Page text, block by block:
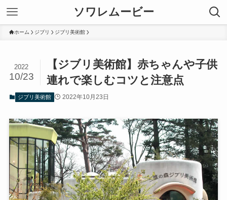
ソワレムービー
ホーム ジブリ ジブリ美術館
【ジブリ美術館】赤ちゃんや子供
連れで楽しむコツと注意点
2022
10/23
ジブリ美術館 2022年10月23日